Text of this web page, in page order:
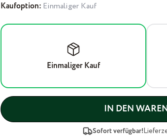
Kaufoption: Einmaliger Kauf
Einmaliger Kauf
IN DEN
Sofort verfügbar!